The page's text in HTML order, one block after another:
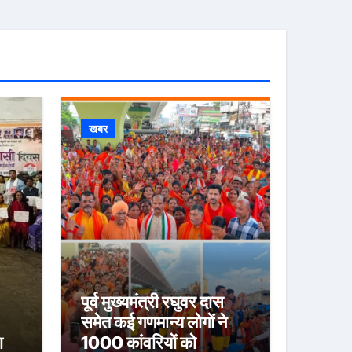
खबर
पूर्व मुख्यमंत्री रघुवर दास
समेत कई गणमान्य लोगों ने
1000 कांवरियों को